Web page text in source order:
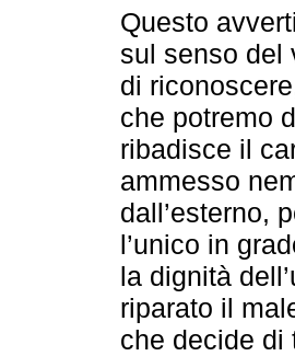
Questo
sul senso del
di
che potremo
ribadisce il
ammesso
dall’esterno,
l’unico in
la dignità
riparato il
che decide di